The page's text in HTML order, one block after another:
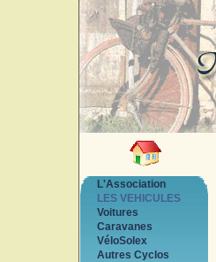
L'Association
LES VEHICULES
Voitures
Caravanes
VéloSolex
Autres Cyclos